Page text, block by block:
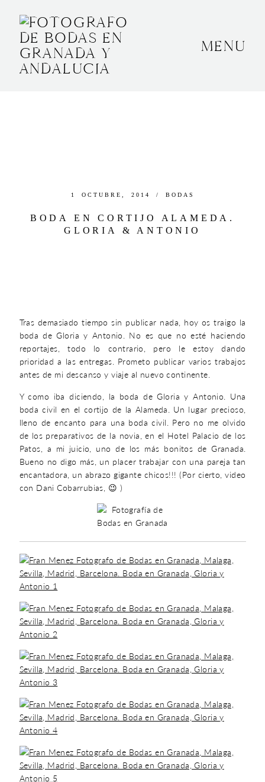
MENU
1 OCTUBRE, 2014 / BODAS
BODA EN CORTIJO ALAMEDA.
GLORIA & ANTONIO
Tras demasiado tiempo sin publicar nada, hoy os traigo la
boda de Gloria y Antonio. No es que no esté haciendo
reportajes, todo lo contrario, pero le estoy dando
prioridad a las entregas. Prometo publicar varios trabajos
antes de mi descanso y viaje al nuevo continente.
Y como iba diciendo, la boda de Gloria y Antonio. Una
boda civil en el cortijo de la Alameda. Un lugar precioso,
lleno de encanto para una boda civil. Pero no me olvido
de los preparativos de la novia, en el Hotel Palacio de los
Patos, a mi juicio, uno de los más bonitos de Granada.
Bueno no digo más, un placer trabajar con una pareja tan
encantadora, un abrazo gigante chicos!!! (Por cierto, video
con Dani Cobarrubias, 😉 )
GRANADA, ESPAÑA